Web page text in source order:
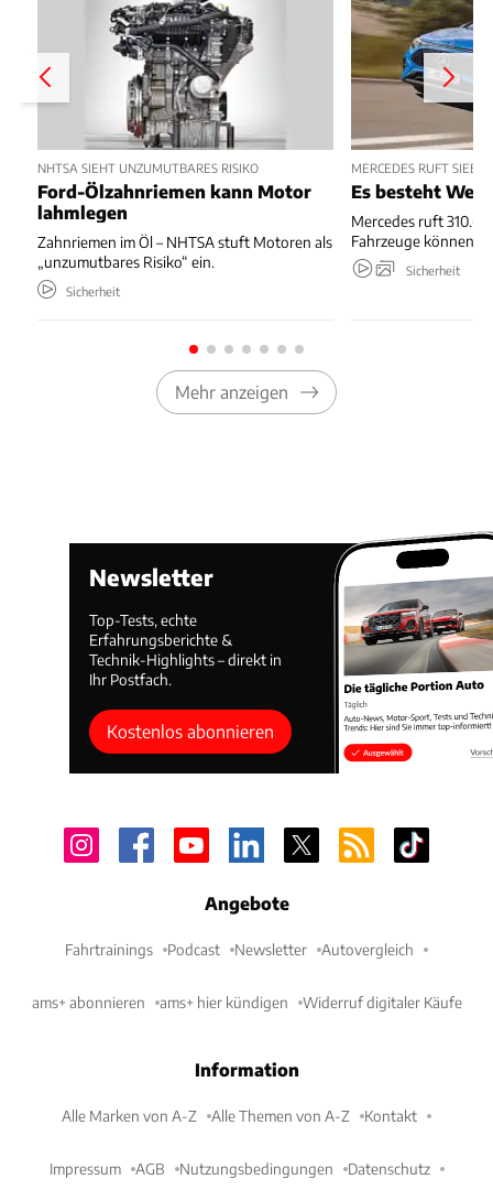
NHTSA SIEHT UNZUMUTBARES RISIKO
Ford-Ölzahnriemen kann Motor
lahmlegen
Zahnriemen im Öl – NHTSA stuft Motoren als
„unzumutbares Risiko“ ein.
Sicherheit
MERCEDES RUFT
Es besteht
Mercedes ruft
Fahrzeuge können
Sicherheit
Mehr anzeigen
Newsletter
Top-Tests, echte
Erfahrungsberichte &
Technik-Highlights – direkt in
Ihr Postfach.
Kostenlos abonnieren
Angebote
Fahrtrainings Podcast Newsletter Autovergleich
ams+ abonnieren ams+ hier kündigen Widerruf digitaler Käufe
Information
Alle Marken von A-Z Alle Themen von A-Z Kontakt
Impressum AGB Nutzungsbedingungen Datenschutz